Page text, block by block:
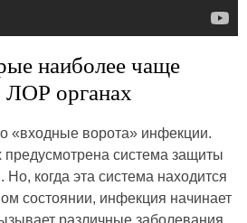
наиболее чаще
ЛОР органах
«входные ворота» инфекции.
система защиты
Но, когда эта система находится
состоянии, инфекция начинает
различные заболевания.